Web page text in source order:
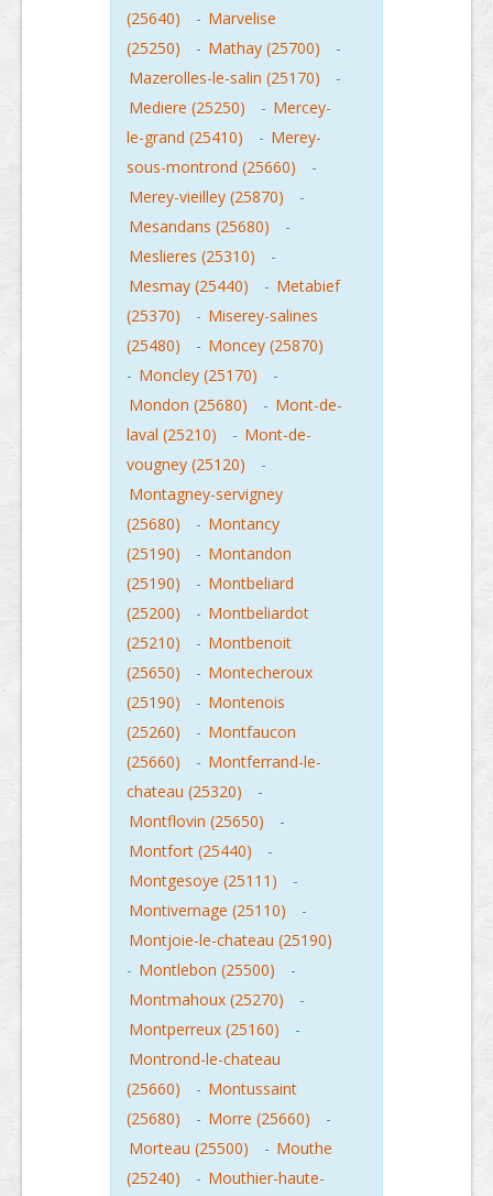
(25640)
- Marvelise
(25250)
- Mathay (25700)
-
Mazerolles-le-salin (25170)
-
Mediere (25250)
- Mercey-
le-grand (25410)
- Merey-
sous-montrond (25660)
-
Merey-vieilley (25870)
-
Mesandans (25680)
-
Meslieres (25310)
-
Mesmay (25440)
- Metabief
(25370)
- Miserey-salines
(25480)
- Moncey (25870)
- Moncley (25170)
-
Mondon (25680)
- Mont-de-
laval (25210)
- Mont-de-
vougney (25120)
-
Montagney-servigney
(25680)
- Montancy
(25190)
- Montandon
(25190)
- Montbeliard
(25200)
- Montbeliardot
(25210)
- Montbenoit
(25650)
- Montecheroux
(25190)
- Montenois
(25260)
- Montfaucon
(25660)
- Montferrand-le-
chateau (25320)
-
Montflovin (25650)
-
Montfort (25440)
-
Montgesoye (25111)
-
Montivernage (25110)
-
Montjoie-le-chateau (25190)
- Montlebon (25500)
-
Montmahoux (25270)
-
Montperreux (25160)
-
Montrond-le-chateau
(25660)
- Montussaint
(25680)
- Morre (25660)
-
Morteau (25500)
- Mouthe
(25240)
- Mouthier-haute-